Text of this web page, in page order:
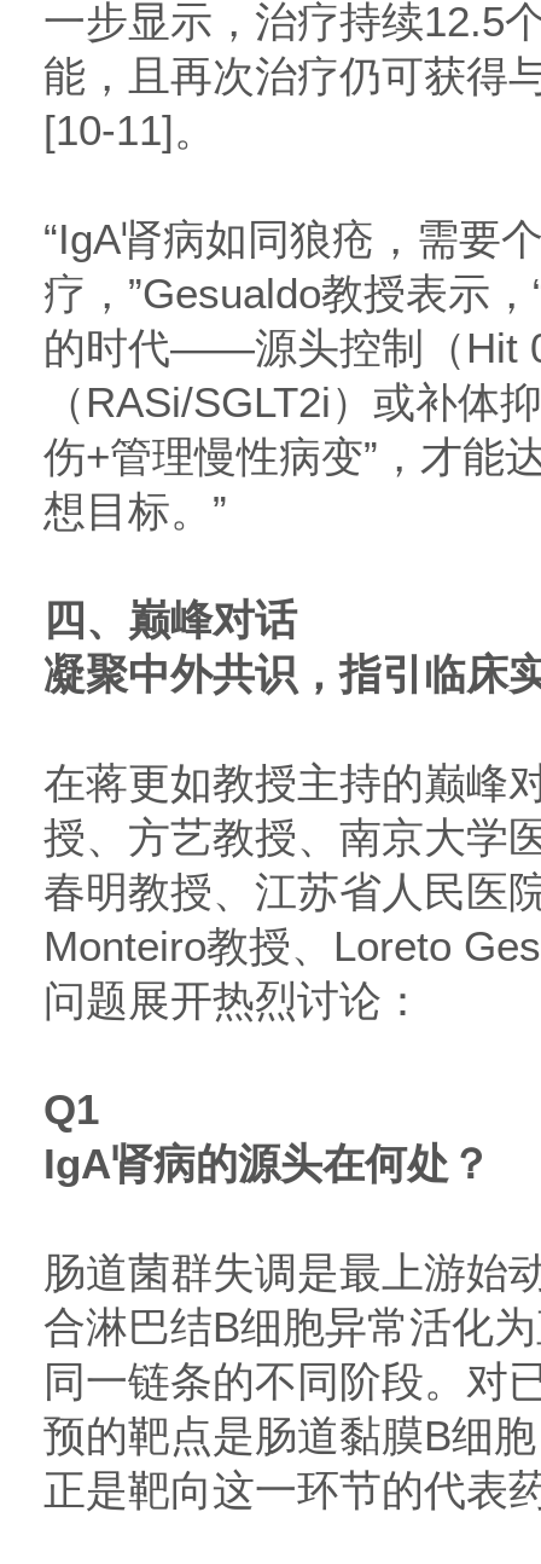
一步显示，治疗持续12.5
能，且再次治疗仍可获得
[10-11]。
“IgA肾病如同狼疮，需要
疗，”Gesualdo教授表示
的时代——源头控制（Hit
（RASi/SGLT2i）或补体
伤+管理慢性病变”，才能
想目标。”
四、 巅峰对话
凝聚中外共识，指引临床
在蒋更如教授主持的巅峰
授、方艺教授、南京大学
春明教授、江苏省人民医
Monteiro教授、Loreto
问题展开热烈讨论：
Q1
IgA肾病的源头在何处？
肠道菌群失调是最上游始
合淋巴结B细胞异常活化
同一链条的不同阶段。对
预的靶点是肠道黏膜B细
正是靶向这一环节的代表